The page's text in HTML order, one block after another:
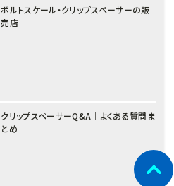
ボルトスケール・クリップスペーサーの販
売店
クリップスペーサーQ&A｜よくある質問ま
とめ